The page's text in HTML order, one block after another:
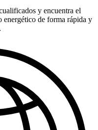
y encuentra el
energético de forma rápida y